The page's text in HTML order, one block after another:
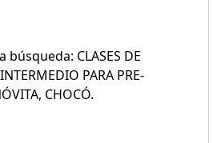
CLASES DE
PARA PRE-
CHOCÓ.